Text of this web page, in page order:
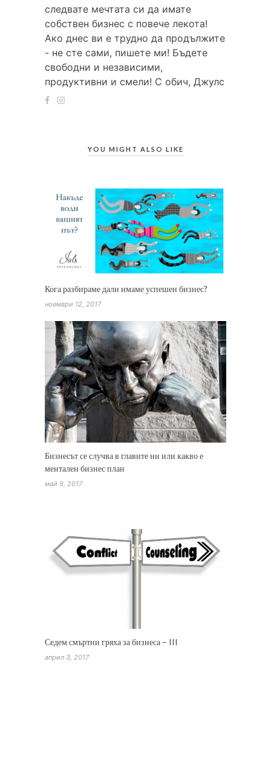
следвате мечтата си да имате
собствен бизнес с повече лекота!
Ако днес ви е трудно да продължите
- не сте сами, пишете ми! Бъдете
свободни и независими,
продуктивни и смели! С обич, Джулс
YOU MIGHT ALSO LIKE
Кога разбираме дали имаме успешен бизнес?
ноември 12, 2017
Бизнесът се случва в главите ни или какво е
ментален бизнес план
май 9, 2017
Седем смъртни гряха за бизнеса – III
април 3, 2017